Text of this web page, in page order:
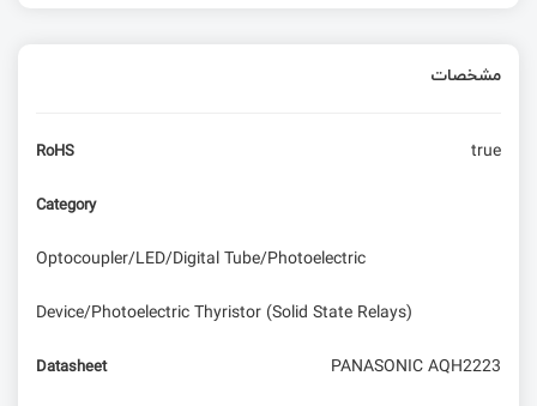
مشخصات
RoHS true
Category
Optocoupler/LED/Digital Tube/Photoelectric
Device/Photoelectric Thyristor (Solid State Relays)
Datasheet PANASONIC AQH2223